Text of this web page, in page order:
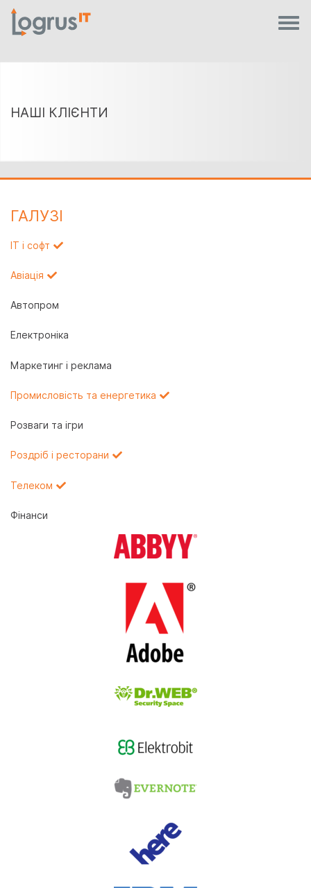
НАШІ КЛІЄНТИ
ГАЛУЗI
IT і софт
Авіація
Автопром
Електроніка
Маркетинг і реклама
Промисловість та енергетика
Розваги та ігри
Роздріб і ресторани
Телеком
Фінанси